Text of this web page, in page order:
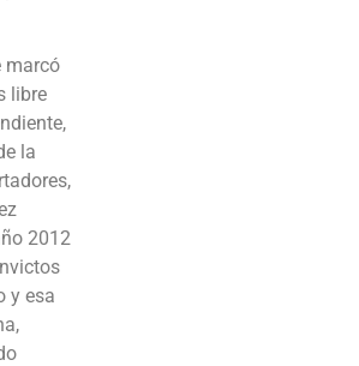
marcó
libre
la
2012
y esa